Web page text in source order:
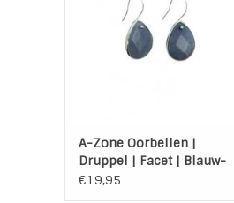
TOEVOEGEN AAN WINKELWAGEN
A-Zone Oorbellen |
Druppel | Facet | Blauw-
grijs | Steel | Zilver
€19,95